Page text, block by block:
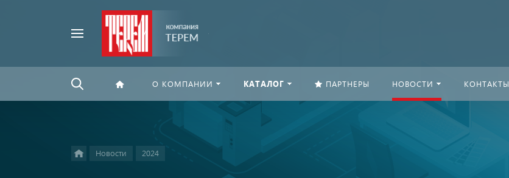
О КОМПАНИИ КАТАЛОГ ПАРТНЕРЫ НОВОСТИ КОНТАКТЫ
Новости 2024